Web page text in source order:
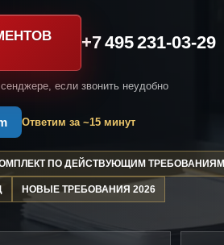
+7 495 231-03-29
если звонить неудобно
Ответим за ~15 минут
ПО ДЕЙСТВУЮЩИМ ТРЕБОВАНИЯМ
НОВЫЕ ТРЕБОВАНИЯ 2026